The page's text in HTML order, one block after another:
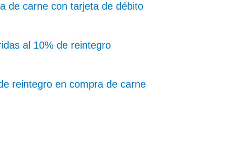
de carne con tarjeta de débito
al 10% de reintegro
reintegro en compra de carne